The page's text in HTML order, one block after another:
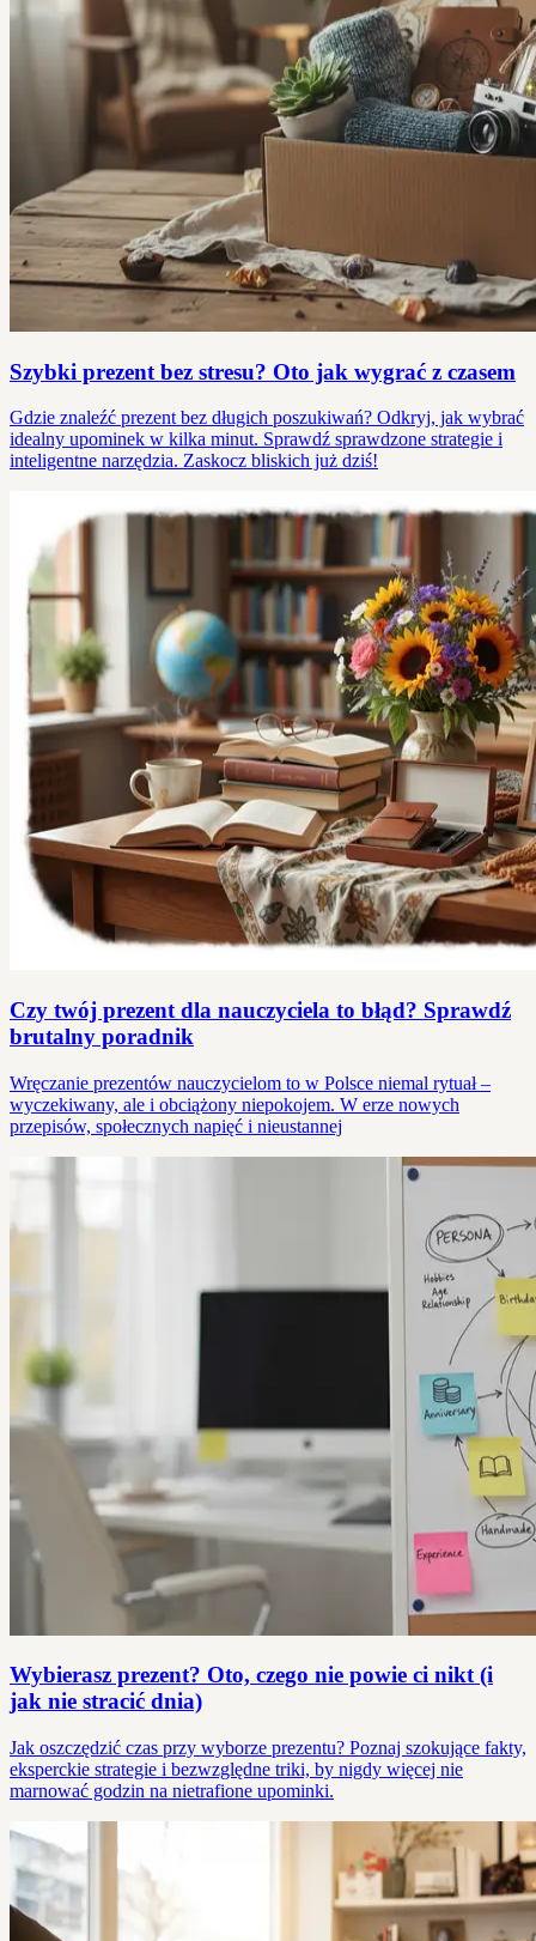
Szybki prezent bez stresu? Oto jak wygrać z czasem
Gdzie znaleźć prezent bez długich poszukiwań? Odkryj, jak wybrać
idealny upominek w kilka minut. Sprawdź sprawdzone strategie i
inteligentne narzędzia. Zaskocz bliskich już dziś!
Czy twój prezent dla nauczyciela to błąd? Sprawdź
brutalny poradnik
Wręczanie prezentów nauczycielom to w Polsce niemal rytuał –
wyczekiwany, ale i obciążony niepokojem. W erze nowych
przepisów, społecznych napięć i nieustannej
Wybierasz prezent? Oto, czego nie powie ci nikt (i
jak nie stracić dnia)
Jak oszczędzić czas przy wyborze prezentu? Poznaj szokujące fakty,
eksperckie strategie i bezwzględne triki, by nigdy więcej nie
marnować godzin na nietrafione upominki.